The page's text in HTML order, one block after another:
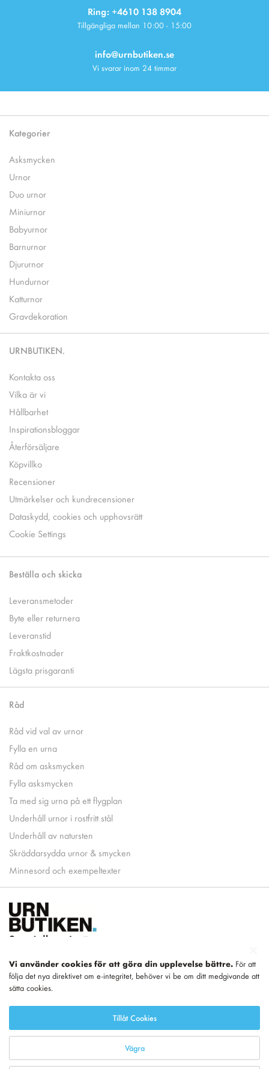
Ring: +4610 138 8904
Tillgängliga mellan 10:00 - 15:00
info@urnbutiken.se
Vi svarar inom 24 timmar
Kategorier
Asksmycken
Urnor
Duo urnor
Miniurnor
Babyurnor
Barnurnor
Djururnor
Hundurnor
Katturnor
Gravdekoration
URNBUTIKEN.
Kontakta oss
Vilka är vi
Hållbarhet
Inspirationsbloggar
Återförsäljare
Köpvillko
Recensioner
Utmärkelser och kundrecensioner
Dataskydd, cookies och upphovsrätt
Cookie Settings
Beställa och skicka
Leveransmetoder
Byte eller returnera
Leveranstid
Fraktkostnader
Lägsta prisgaranti
Råd
Råd vid val av urnor
Fylla en urna
Råd om asksmycken
Fylla asksmycken
Ta med sig urna på ett flygplan
Underhåll urnor i rostfritt stål
Underhåll av natursten
Skräddarsydda urnor & smycken
Minnesord och exempeltexter
Vi använder cookies för att göra din upplevelse bättre. För att
följa det nya direktivet om e-integritet, behöver vi be om ditt medgivande att
sätta cookies.
Tillåt Cookies
Vägra